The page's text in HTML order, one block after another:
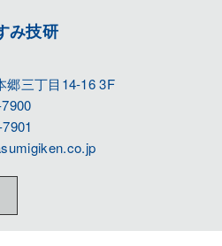
み技研
郷三丁目14-16 3F